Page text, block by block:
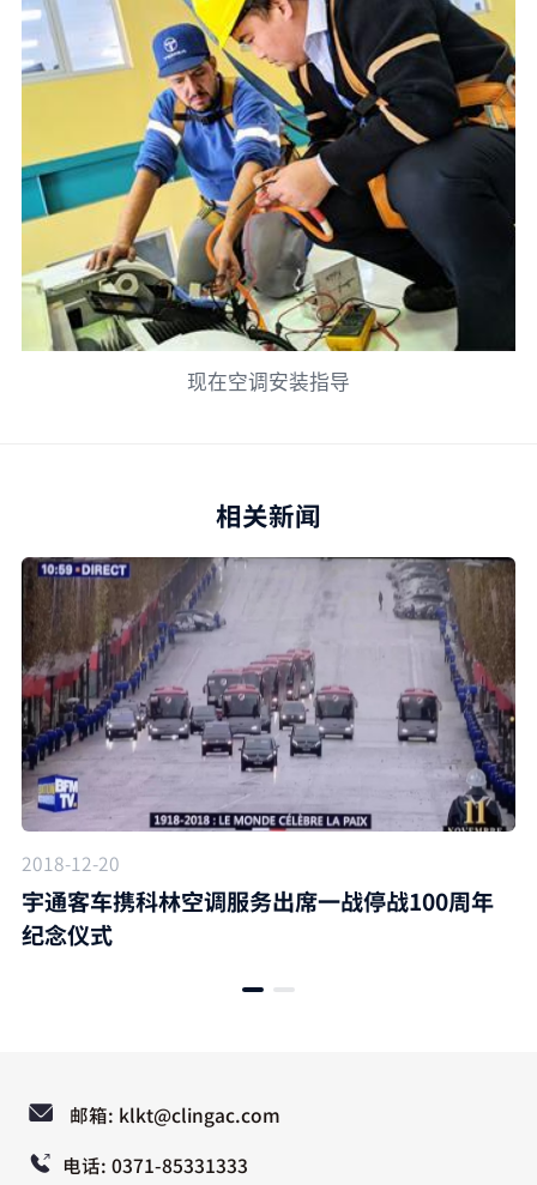
现在空调安装指导
相关新闻
2018-12-20
宇通客车携科林空调服务出席一战停战100周年
纪念仪式
邮箱: klkt@clingac.com
电话: 0371-85331333